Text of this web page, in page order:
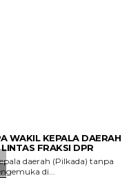
WAKIL KEPALA DAERAH
FRAKSI DPR
daerah (Pilkada) tanpa
di...